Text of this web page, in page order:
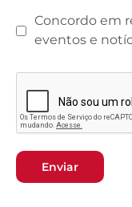
Concordo em
eventos e
Enviar